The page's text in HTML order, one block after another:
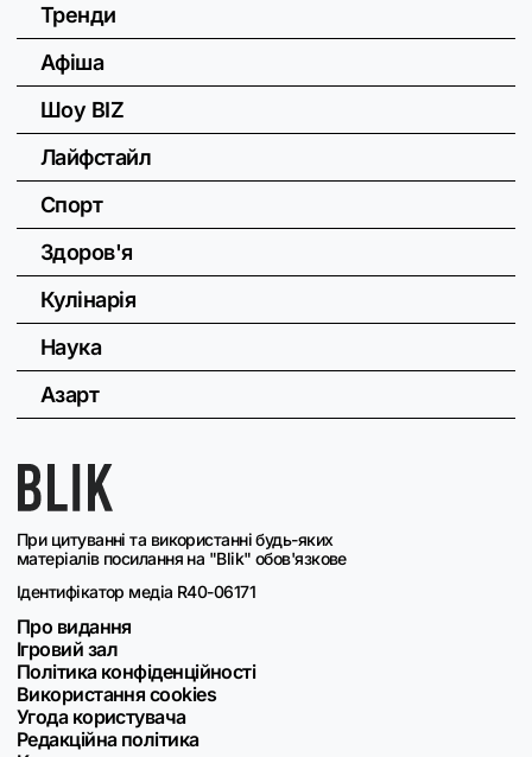
При цитуванні та використанні будь-яких
матеріалів посилання на "Blik" обов'язкове
Ідентифікатор медіа R40-06171
Про видання
Ігровий зал
Політика конфіденційності
Використання cookies
Угода користувача
Редакційна політика
Тренди
Афіша
Шоу BIZ
Лайфстайл
Спорт
Здоров'я
Кулінарія
Наука
Азарт